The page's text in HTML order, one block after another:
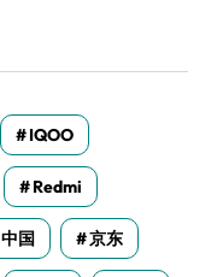
IQOO
Redmi
中国 京东